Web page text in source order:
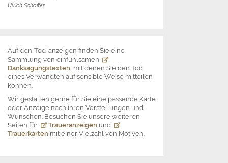
Ulrich Schaffer
Auf den-Tod-anzeigen finden Sie eine
Sammlung von einfühlsamen
Danksagungstexten, mit denen Sie den Tod
eines Verwandten auf sensible Weise mitteilen
können.
Wir gestalten gerne für Sie eine passende Karte
oder Anzeige nach ihren Vorstellungen und
Wünschen. Besuchen Sie unsere weiteren
Seiten für
Traueranzeigen und
Trauerkarten mit einer Vielzahl von Motiven.